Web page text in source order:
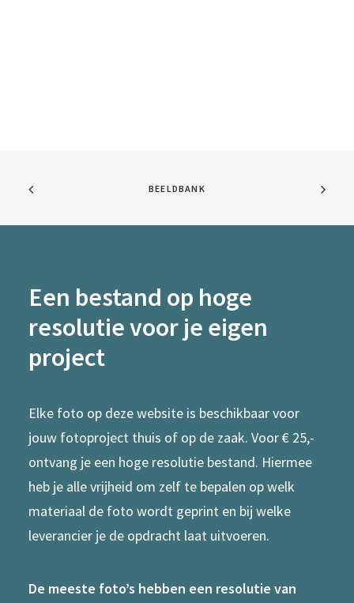
BEELDBANK
Een bestand op hoge
resolutie voor je eigen
project
Elke foto op deze website is beschikbaar voor
jouw fotoproject thuis of op de zaak. Voor € 25,-
ontvang je een hoge resolutie bestand. Hiermee
heb je alle vrijheid om zelf te bepalen op welk
materiaal de foto wordt geprint en bij welke
leverancier je de opdracht laat uitvoeren.
De meeste foto’s hebben een resolutie van